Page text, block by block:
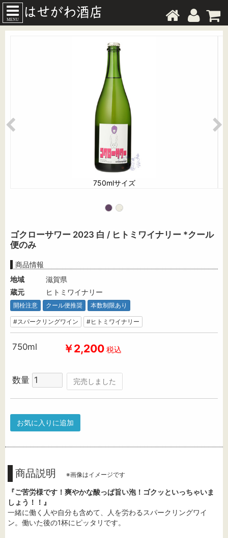
MENU
750mlサイズ
ゴクローサワー 2023 白 / ヒトミワイナリー *クール
便のみ
商品情報
地域
滋賀県
蔵元
ヒトミワイナリー
開栓注意 クール便推奨 本数制限あり
#スパークリングワイン #ヒトミワイナリー
750ml ￥2,200 税込
数量 完売しました
お気に入りに追加
商品説明 ※画像はイメージです
『ご苦労様です！爽やかな酸っぱ旨い泡！ゴクッといっちゃいま
しょう！！』
一緒に働く人や自分も含めて、人を労わるスパークリングワイ
ン。働いた後の1杯にピッタリです。